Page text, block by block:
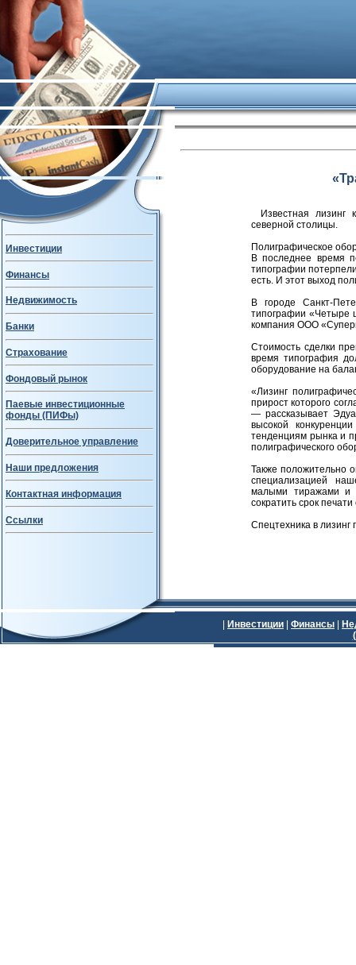
Инвестиции
Финансы
Недвижимость
Банки
Страхование
Фондовый рынок
Паевые инвестиционные
фонды (ПИФы)
Доверительное управление
Наши предложения
Контактная информация
Ссылки
Известная лизинг
северной столицы.
Полиграфическое
В последнее время
типографии
есть. И этот выход
В городе Санкт-
типографии «Четыре
компания ООО
Стоимость сделки
время типография
оборудование на
«Лизинг
прирост которого
— рассказывает
высокой
тенденциям рынка и
полиграфического
Также положительно
специализацией
малыми тиражами и
сократить срок
Спецтехника в
Инвестиции Финансы